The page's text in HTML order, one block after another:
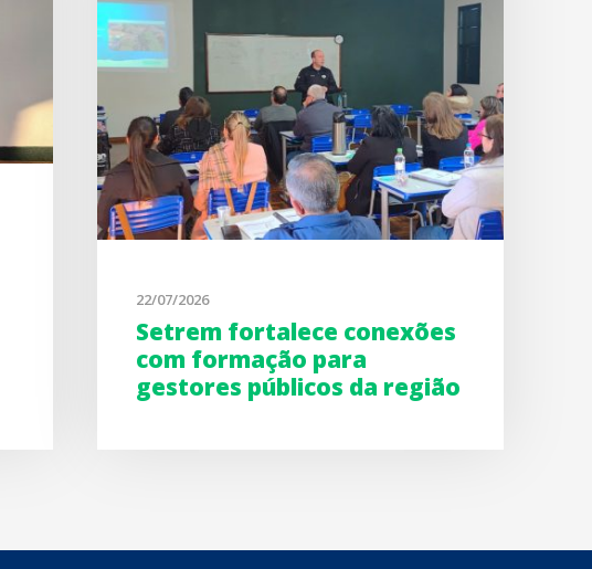
22/07/2026
Setrem fortalece conexões
com formação para
gestores públicos da região